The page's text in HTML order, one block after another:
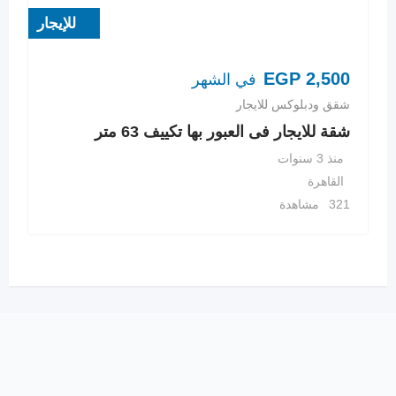
للإيجار
EGP 2,500 في الشهر
شقق ودبلوكس للايجار
شقة للايجار فى العبور بها تكييف 63 متر
منذ 3 سنوات
القاهرة
321 مشاهدة